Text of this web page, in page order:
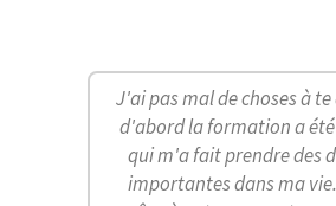
J'ai pas mal de choses à
d'abord la formation a
qui m'a fait prendre des
importantes dans ma